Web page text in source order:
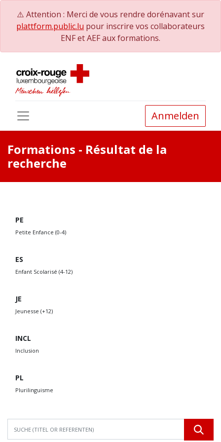
⚠️ Attention : Merci de vous rendre dorénavant sur
plattform.public.lu pour inscrire vos collaborateurs
ENF et AEF aux formations.
Anmelden
Formations - Résultat de la
recherche
PE
Petite Enfance (0-4)
ES
Enfant Scolarisé (4-12)
JE
Jeunesse (+12)
INCL
Inclusion
PL
Plurilinguisme